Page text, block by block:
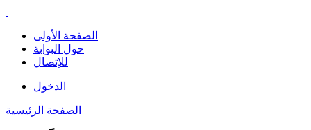
الصفحة الأولى
حول البوابة
للإتصال
الدخول
الصفحة الرئيسية